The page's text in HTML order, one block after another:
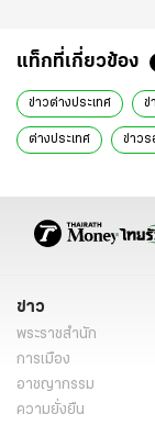
แท็กที่เกี่ยวข้อง
ข่าวต่างประเทศ ข่
ต่างประเทศ ข่าวร
ข่าว
พระราชสำนัก
การเมือง
อาชญากรรม
ความยั่งยืน